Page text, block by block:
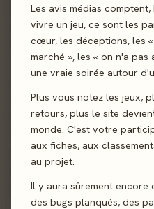
Les avis médias
vivre un jeu, ce sont les
cœur, les déceptions, les
marché », les « on n'a
une vraie soirée autour
Plus vous notez les jeux,
retours, plus le site
monde. C'est votre
aux fiches, aux
au projet.
Il y aura sûrement
des bugs planqués, des
trop contraignants. À
également placer des
voyageurs pour peupler le
condition d'avoir de la place
disponibles changent d'un
vous préparer à l'avance !
relie de pièces de même
Vous pouvez également
du jeu pour avoir placé des
sans espaces et pour avoir
de ville adjacentes.